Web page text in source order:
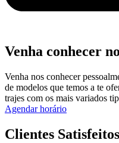
Venha conhecer
Venha nos conhecer
de modelos que temos a te
trajes com os mais variados
Agendar horário
Clientes Satisfeitos